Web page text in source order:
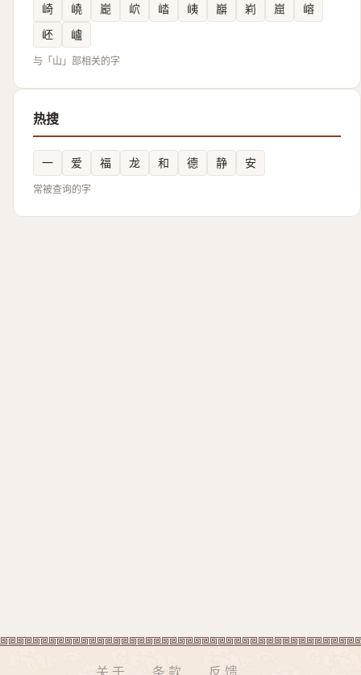
崎 嶢 嶏 岤 崉 峓 巐 峲 崫
嵱
岯
㠠
与「山」部相关的字
热搜
一 爱 福 龙 和 德 静 安
常被查询的字